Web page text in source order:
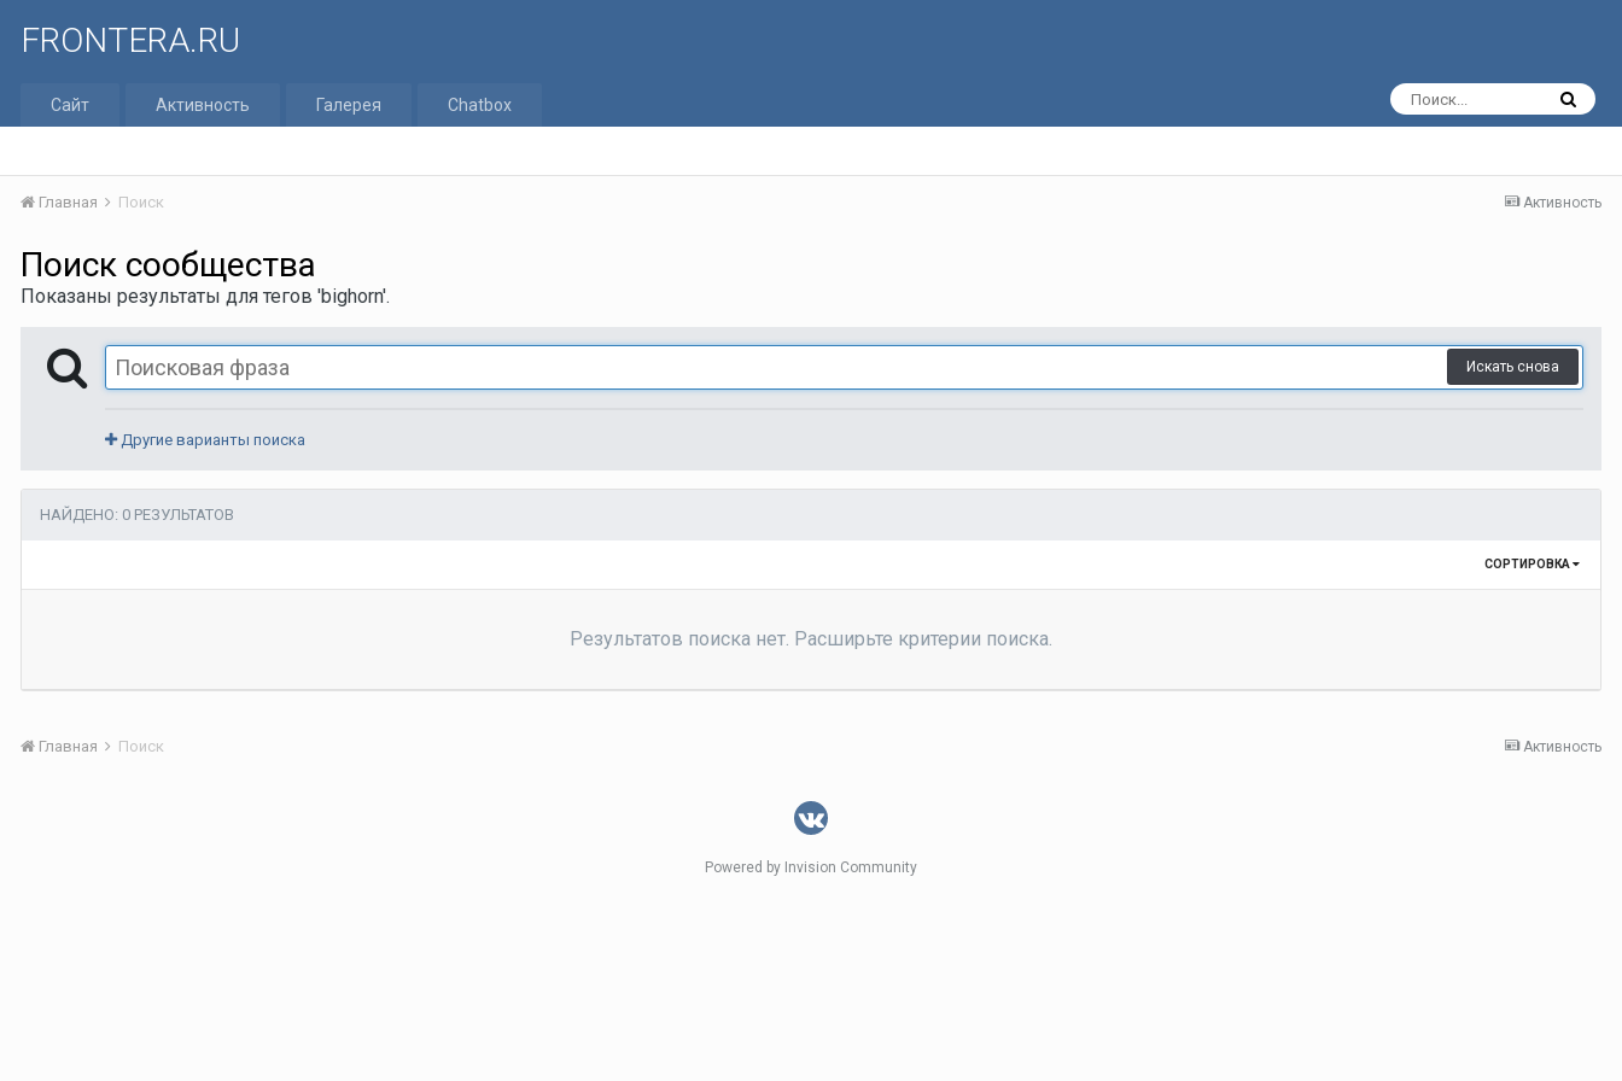
FRONTERA.RU
Сайт Активность Галерея Chatbox
Активность
Главная Поиск
Поиск сообщества
Показаны результаты для тегов 'bighorn'.
Искать снова
Другие варианты поиска
НАЙДЕНО: 0 РЕЗУЛЬТАТОВ
СОРТИРОВКА
Результатов поиска нет. Расширьте критерии поиска.
Активность
Главная Поиск
Powered by Invision Community